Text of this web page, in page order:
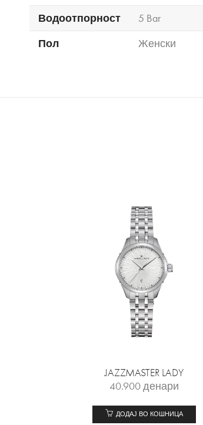
Водоотпорност
5 Bar
Пол
Женски
JAZZMASTER LADY
40.900денари
ДОДАЈ ВО КОШНИЦА